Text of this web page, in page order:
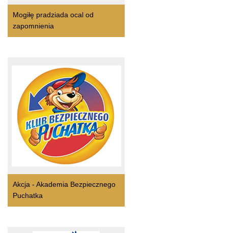
Mogiłę pradziada ocal od
zapomnienia
Akcja - Akademia Bezpiecznego
Puchatka